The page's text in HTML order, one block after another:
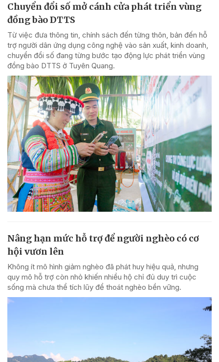
Chuyển đổi số mở cánh cửa phát triển vùng
đồng bào DTTS
Từ việc đưa thông tin, chính sách đến từng thôn, bản đến hỗ
trợ người dân ứng dụng công nghệ vào sản xuất, kinh doanh,
chuyển đổi số đang từng bước tạo động lực phát triển vùng
đồng bào DTTS ở Tuyên Quang.
Nâng hạn mức hỗ trợ để người nghèo có cơ
hội vươn lên
Không ít mô hình giảm nghèo đã phát huy hiệu quả, nhưng
quy mô hỗ trợ còn nhỏ khiến nhiều hộ chỉ đủ duy trì cuộc
sống mà chưa thể tích lũy để thoát nghèo bền vững.